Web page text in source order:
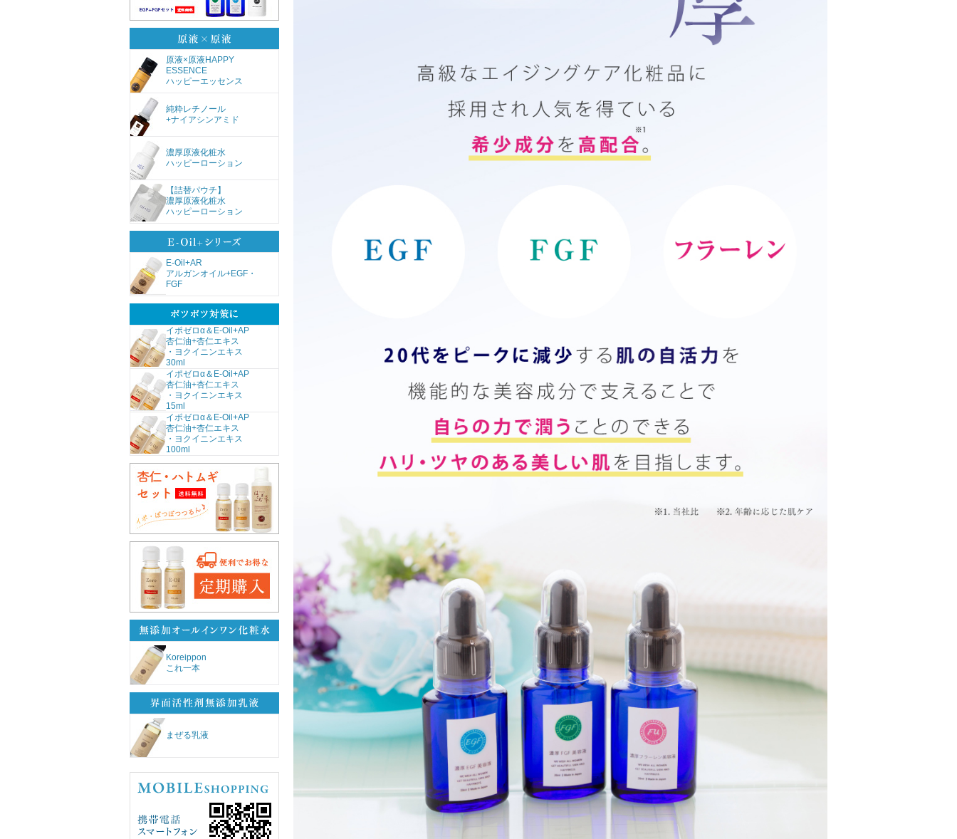
原液×原液HAPPY
ESSENCE
ハッピーエッセンス
純粋レチノール
+ナイアシンアミド
濃厚原液化粧水
ハッピーローション
【詰替パウチ】
濃厚原液化粧水
ハッピーローション
E-Oil+AR
アルガンオイル+EGF・
FGF
イポゼロα＆E-Oil+AP
杏仁油+杏仁エキス
・ヨクイニンエキス
30ml
イポゼロα＆E-Oil+AP
杏仁油+杏仁エキス
・ヨクイニンエキス
15ml
イポゼロα＆E-Oil+AP
杏仁油+杏仁エキス
・ヨクイニンエキス
100ml
Koreippon
これ一本
まぜる乳液